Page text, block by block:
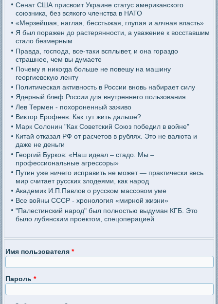
Сенат США присвоит Украине статус американского
союзника, без всякого членства в НАТО
«Мерзейшая, наглая, бесстыжая, глупая и алчная власть»
Я был поражен до растерянности, а уважение к восставшим
стало безмерным
Правда, господа, все-таки всплывет, и она гораздо
страшнее, чем вы думаете
Почему я никогда больше не повешу на машину
георгиевскую ленту
Политическая активность в России вновь набирает силу
Ядерный блеф России для внутреннего пользования
Лев Термен - похороненный заживо
Виктор Ерофеев: Как тут жить дальше?
Марк Солонин "Как Советский Союз победил в войне"
Китай отказал РФ от расчетов в рублях. Это не валюта и
даже не деньги
Георгий Бурков: «Наш идеал – стадо. Мы –
профессиональные агрессоры»
Путин уже ничего исправить не может — практически весь
мир считает русских злодеями, как народ
Академик И.П.Павлов о русском массовом уме
Все войны СССР - хронология «мирной жизни»
"Палестинский народ" был полностью выдуман КГБ. Это
было лубянским проектом, спецоперацией
Имя пользователя*
Пароль*